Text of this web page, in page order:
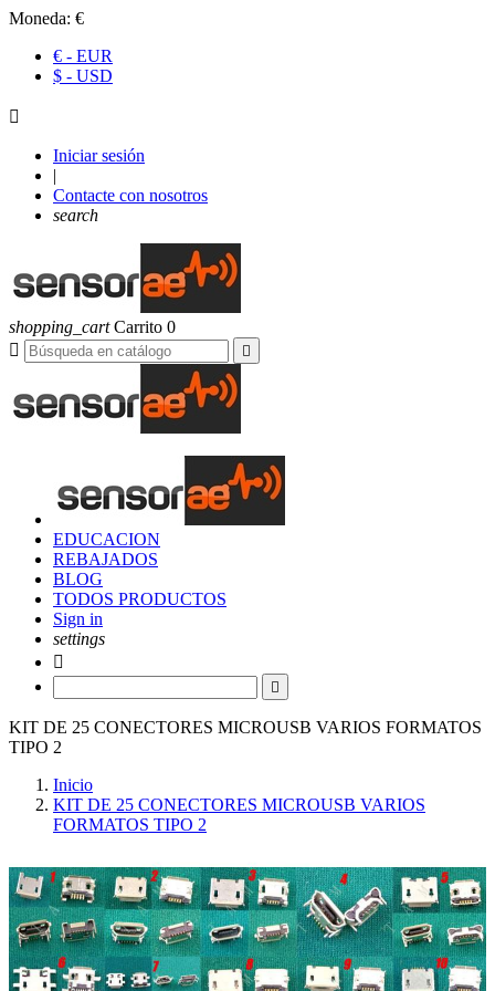
Moneda: €
€ - EUR
$ - USD

Iniciar sesión
|
Contacte con nosotros
search
shopping_cart Carrito 0


EDUCACION
REBAJADOS
BLOG
TODOS PRODUCTOS
Sign in
settings


KIT DE 25 CONECTORES MICROUSB VARIOS FORMATOS
TIPO 2
Inicio
KIT DE 25 CONECTORES MICROUSB VARIOS
FORMATOS TIPO 2